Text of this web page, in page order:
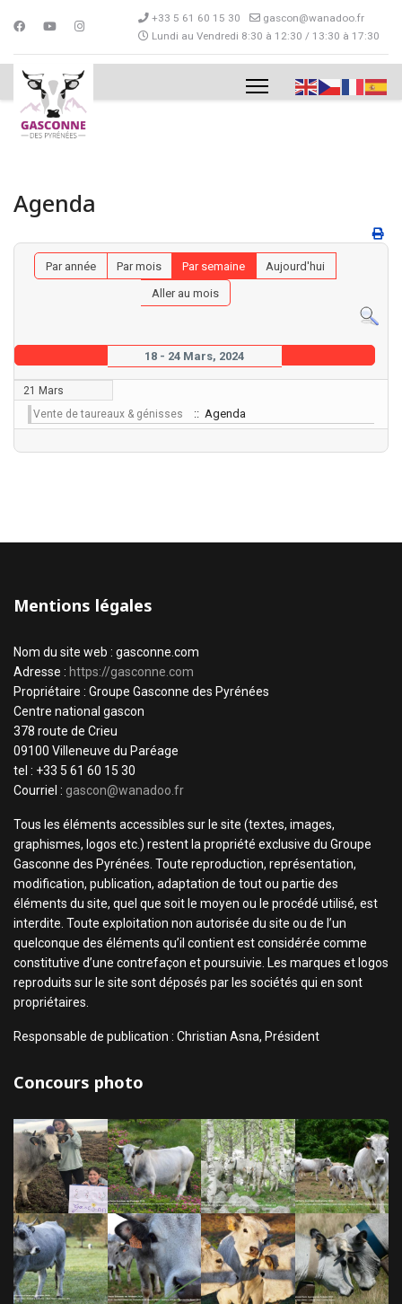
+33 5 61 60 15 30
gascon@wanadoo.fr
Lundi au Vendredi 8:30 à 12:30 / 13:30 à 17:30
Agenda
Par année Par mois Par semaine
Aujourd'hui
Aller au mois
18 - 24 Mars, 2024
21 Mars
Vente de taureaux & génisses
:: Agenda
Mentions légales
Nom du site web : gasconne.com
Adresse : https://gasconne.com
Propriétaire : Groupe Gasconne des Pyrénées
Centre national gascon
378 route de Crieu
09100 Villeneuve du Paréage
tel : +33 5 61 60 15 30
Courriel : gascon@wanadoo.fr
Tous les éléments accessibles sur le site (textes, images,
graphismes, logos etc.) restent la propriété exclusive du Groupe
Gasconne des Pyrénées. Toute reproduction, représentation,
modification, publication, adaptation de tout ou partie des
éléments du site, quel que soit le moyen ou le procédé utilisé, est
interdite. Toute exploitation non autorisée du site ou de l’un
quelconque des éléments qu’il contient est considérée comme
constitutive d’une contrefaçon et poursuivie. Les marques et logos
reproduits sur le site sont déposés par les sociétés qui en sont
propriétaires.
Responsable de publication : Christian Asna, Président
Concours photo